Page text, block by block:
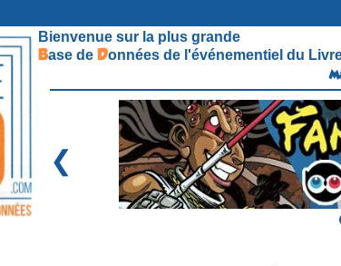
Bienvenue sur la plus grande
Base de Données de l'événementiel du
❮